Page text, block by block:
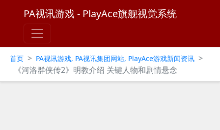
PA视讯游戏 - PlayAce旗舰视觉系统
首页 > PA视讯游戏, PA视讯集团网站, PlayAce游戏新闻资讯 >
《河洛群侠传2》明教介绍 关键人物和剧情悬念